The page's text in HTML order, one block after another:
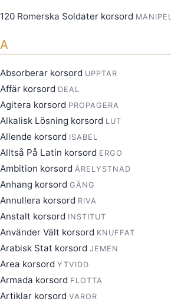
120 Romerska Soldater korsord MANIPEL
A
Absorberar korsord UPPTAR
Affär korsord DEAL
Agitera korsord PROPAGERA
Alkalisk Lösning korsord LUT
Allende korsord ISABEL
Alltså På Latin korsord ERGO
Ambition korsord ÄRELYSTNAD
Anhang korsord GÄNG
Annullera korsord RIVA
Anstalt korsord INSTITUT
Använder Vält korsord KNUFFAT
Arabisk Stat korsord JEMEN
Area korsord YTVIDD
Armada korsord FLOTTA
Artiklar korsord VAROR